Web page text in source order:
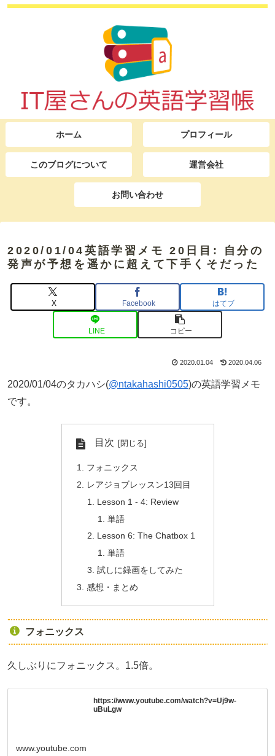
ホーム プロフィール
このブログについて 運営会社
お問い合わせ
2020/01/04英語学習メモ 20日目: 自分の
発声が予想を遥かに超えて下手くそだった
X Facebook はてブ
LINE コピー
2020.01.04 2020.04.06
2020/01/04のタカハシ(@ntakahashi0505)の英語学習メモ
です。
目次
フォニックス
レアジョブレッスン13回目
Lesson 1 - 4: Review
単語
Lesson 6: The Chatbox 1
単語
試しに録画をしてみた
感想・まとめ
フォニックス
久しぶりにフォニックス。1.5倍。
https://www.youtube.com/watch?v=Uj9w-
uBuLgw
www.youtube.com